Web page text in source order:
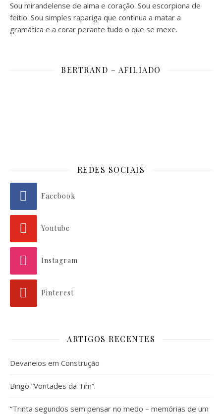
Sou mirandelense de alma e coração. Sou escorpiona de
feitio. Sou simples rapariga que continua a matar a
gramática e a corar perante tudo o que se mexe.
BERTRAND – AFILIADO
REDES SOCIAIS
Facebook
Youtube
Instagram
Pinterest
ARTIGOS RECENTES
Devaneios em Construção
Bingo “Vontades da Tim”.
“Trinta segundos sem pensar no medo – memórias de um